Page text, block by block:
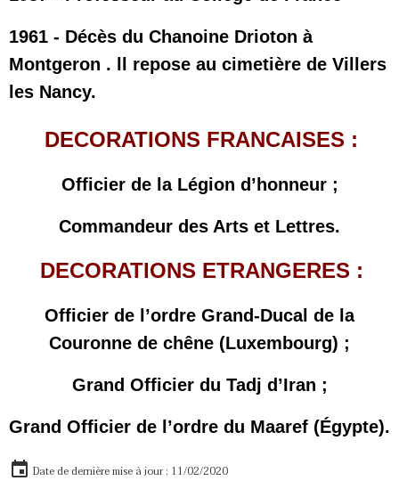
1961 - Décès du Chanoine Drioton à
Montgeron . ll repose au cimetière de Villers
les Nancy.
DECORATIONS FRANCAISES :
Officier de la Légion d’honneur ;
Commandeur des Arts et Lettres.
DECORATIONS ETRANGERES :
Officier de l’ordre Grand-Ducal de la
Couronne de chêne (Luxembourg) ;
Grand Officier du Tadj d’Iran ;
Grand Officier de l’ordre du Maaref (Égypte).
Date de dernière mise à jour : 11/02/2020